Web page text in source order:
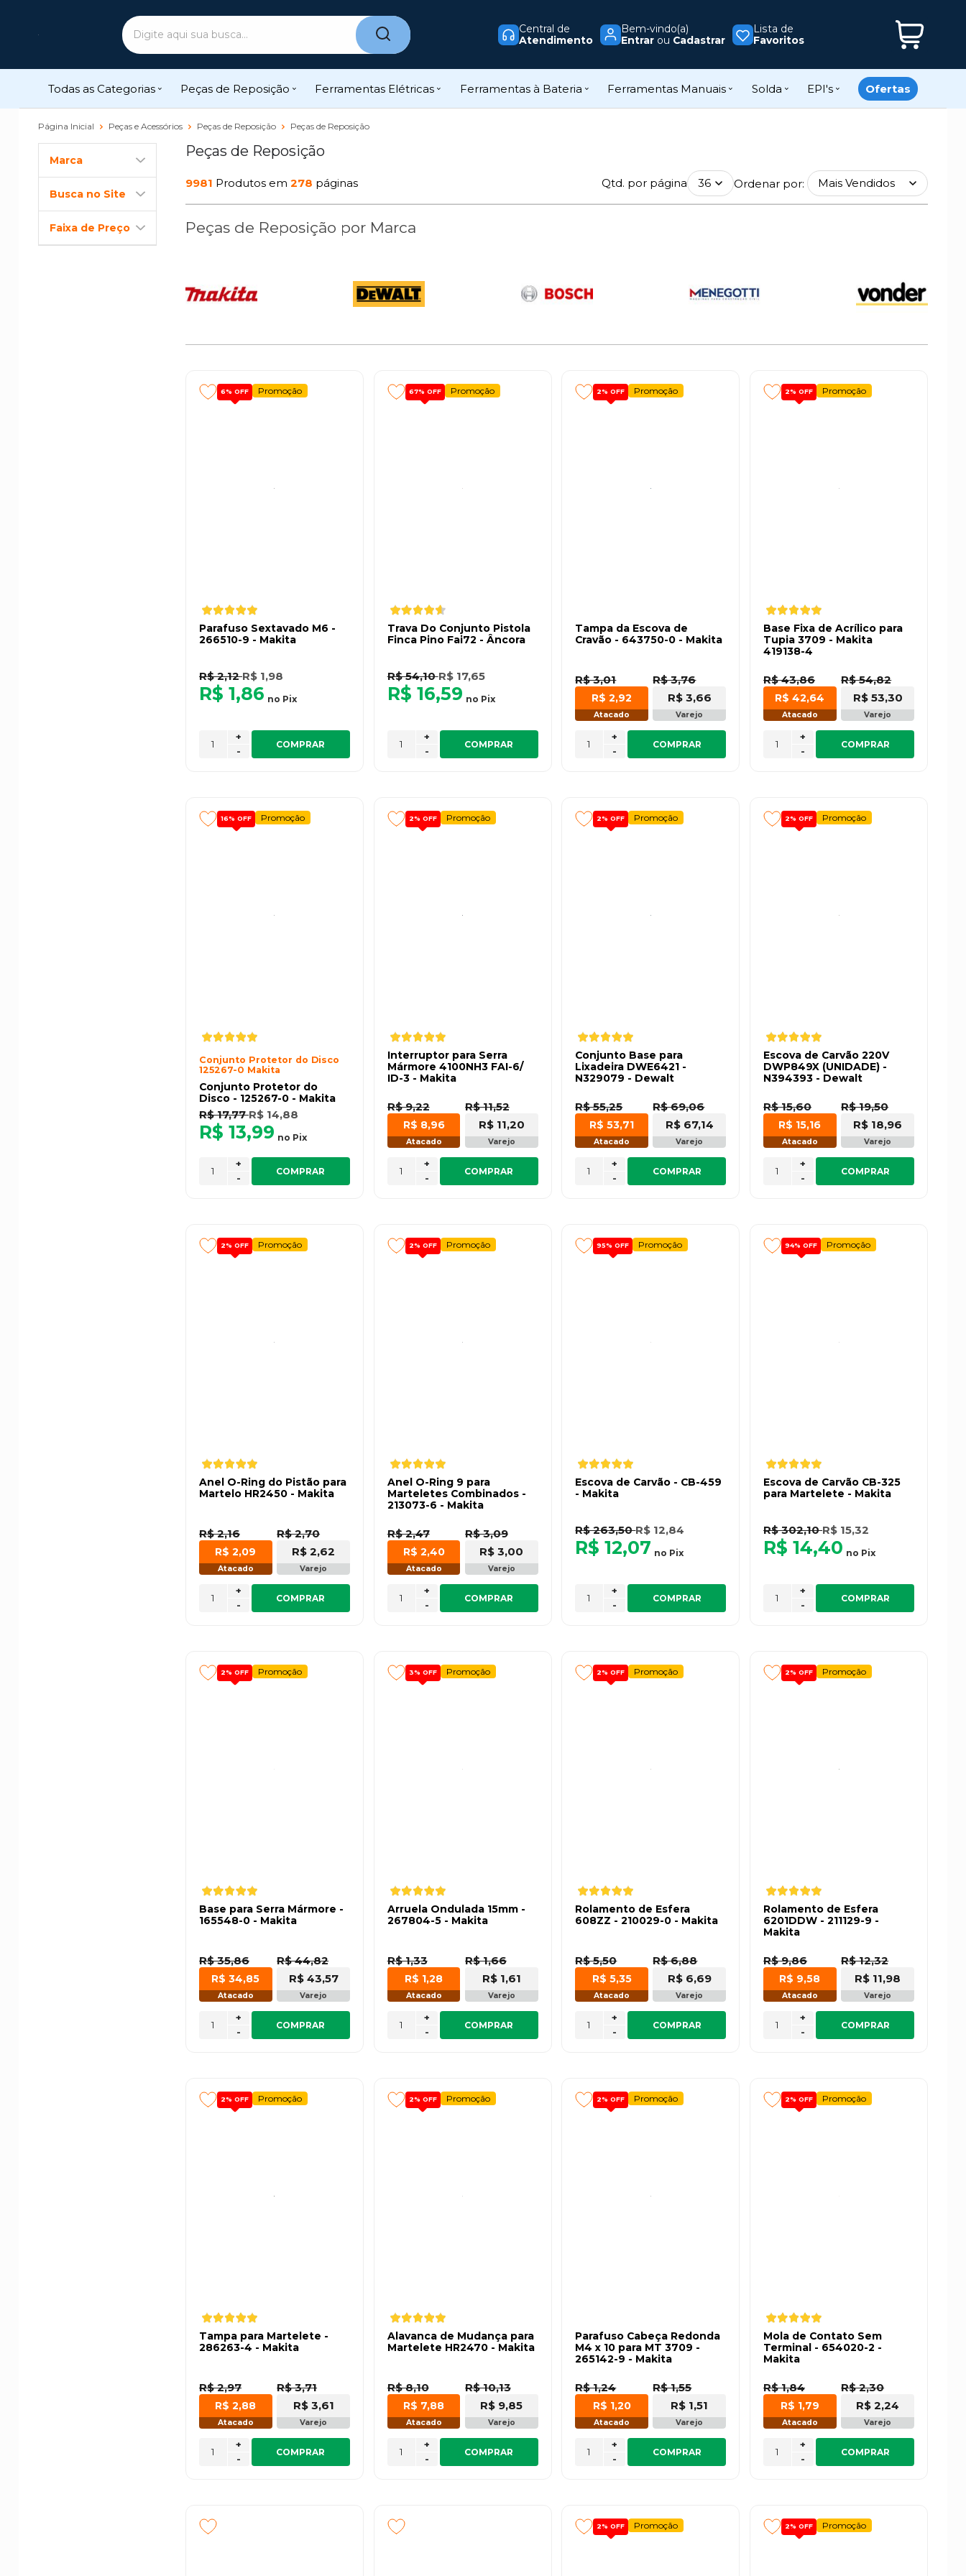
Central de
Atendimento
Bem-vindo(a)
Entrarou Cadastrar
Lista de
Favoritos
Todas as Categorias Peças de Reposição Ferramentas Elétricas Ferramentas à Bateria Ferramentas Manuais Solda EPI's Ofertas
Página Inicial Peças e Acessórios Peças de Reposição Peças de Reposição
Marca
Busca no Site
Faixa de Preço
Peças de Reposição
9981 Produtos em 278 páginas Qtd. por página Ordenar por:
Peças de Reposição por Marca
6% OFF Promoção
Parafuso Sextavado M6 -
266510-9 - Makita
R$ 2,12R$ 1,98
R$ 1,86 no Pix
-
+
COMPRAR
67% OFF Promoção
Trava Do Conjunto Pistola
Finca Pino Fai72 - Âncora
R$ 54,10R$ 17,65
R$ 16,59 no Pix
-
+
COMPRAR
2% OFF Promoção
Tampa da Escova de
Cravão - 643750-0 - Makita
R$ 3,01
R$ 2,92
Atacado
R$ 3,76
R$ 3,66
Varejo
-
+
COMPRAR
2% OFF Promoção
Base Fixa de Acrílico para
Tupia 3709 - Makita
419138-4
R$ 43,86
R$ 42,64
Atacado
R$ 54,82
R$ 53,30
Varejo
-
+
COMPRAR
16% OFF Promoção
Conjunto Protetor do Disco
125267-0 Makita
Conjunto Protetor do
Disco - 125267-0 - Makita
R$ 17,77R$ 14,88
R$ 13,99 no Pix
-
+
COMPRAR
2% OFF Promoção
Interruptor para Serra
Mármore 4100NH3 FAI-6/
ID-3 - Makita
R$ 9,22
R$ 8,96
Atacado
R$ 11,52
R$ 11,20
Varejo
-
+
COMPRAR
2% OFF Promoção
Conjunto Base para
Lixadeira DWE6421 -
N329079 - Dewalt
R$ 55,25
R$ 53,71
Atacado
R$ 69,06
R$ 67,14
Varejo
-
+
COMPRAR
2% OFF Promoção
Escova de Carvão 220V
DWP849X (UNIDADE) -
N394393 - Dewalt
R$ 15,60
R$ 15,16
Atacado
R$ 19,50
R$ 18,96
Varejo
-
+
COMPRAR
2% OFF Promoção
Anel O-Ring do Pistão para
Martelo HR2450 - Makita
R$ 2,16
R$ 2,09
Atacado
R$ 2,70
R$ 2,62
Varejo
-
+
COMPRAR
2% OFF Promoção
Anel O-Ring 9 para
Marteletes Combinados -
213073-6 - Makita
R$ 2,47
R$ 2,40
Atacado
R$ 3,09
R$ 3,00
Varejo
-
+
COMPRAR
95% OFF Promoção
Escova de Carvão - CB-459
- Makita
R$ 263,50R$ 12,84
R$ 12,07 no Pix
-
+
COMPRAR
94% OFF Promoção
Escova de Carvão CB-325
para Martelete - Makita
R$ 302,10R$ 15,32
R$ 14,40 no Pix
-
+
COMPRAR
2% OFF Promoção
Base para Serra Mármore -
165548-0 - Makita
R$ 35,86
R$ 34,85
Atacado
R$ 44,82
R$ 43,57
Varejo
-
+
COMPRAR
3% OFF Promoção
Arruela Ondulada 15mm -
267804-5 - Makita
R$ 1,33
R$ 1,28
Atacado
R$ 1,66
R$ 1,61
Varejo
-
+
COMPRAR
2% OFF Promoção
Rolamento de Esfera
608ZZ - 210029-0 - Makita
R$ 5,50
R$ 5,35
Atacado
R$ 6,88
R$ 6,69
Varejo
-
+
COMPRAR
2% OFF Promoção
Rolamento de Esfera
6201DDW - 211129-9 -
Makita
R$ 9,86
R$ 9,58
Atacado
R$ 12,32
R$ 11,98
Varejo
-
+
COMPRAR
2% OFF Promoção
Tampa para Martelete -
286263-4 - Makita
R$ 2,97
R$ 2,88
Atacado
R$ 3,71
R$ 3,61
Varejo
-
+
COMPRAR
2% OFF Promoção
Alavanca de Mudança para
Martelete HR2470 - Makita
R$ 8,10
R$ 7,88
Atacado
R$ 10,13
R$ 9,85
Varejo
-
+
COMPRAR
2% OFF Promoção
Parafuso Cabeça Redonda
M4 x 10 para MT 3709 -
265142-9 - Makita
R$ 1,24
R$ 1,20
Atacado
R$ 1,55
R$ 1,51
Varejo
-
+
COMPRAR
2% OFF Promoção
Mola de Contato Sem
Terminal - 654020-2 -
Makita
R$ 1,84
R$ 1,79
Atacado
R$ 2,30
R$ 2,24
Varejo
-
+
COMPRAR
2% OFF Promoção 2% OFF Promoção